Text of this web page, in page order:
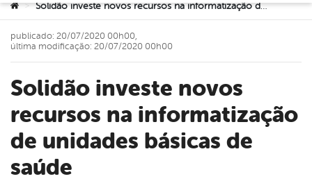
Você está aqui:
> Solidão investe novos recursos na informatização de unidades básicas de saúde
Solidão investe novos
recursos na informatização
de unidades básicas de
saúde
publicado: 20/07/2020 00h00,
última modificação: 20/07/2020 00h00